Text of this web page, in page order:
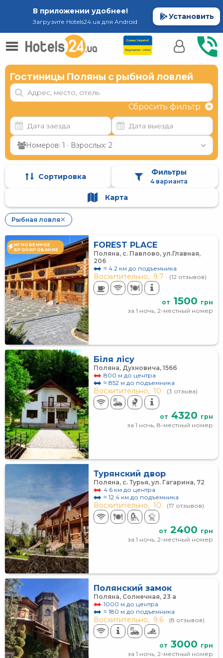
В приложении удобнее!
Загрузите Hotels24.ua для Android
Установить
Гостиницы Поляны с рыбной ловлей
Сбросить фильтр
Номеров: 1 · Взрослых: 2
Сортировка Фильтры
4 варианта
Карта
Рыбная ловля ✕
МГНОВЕННОЕ
БРОНИРОВАНИЕ
FOREST PLACE
Поляна, с. Павлово, ул.Главная,
206
≈ 4.2 км до подъемника
Восхитительно, 9.7 (12 отзывов)
от 1500 грн
за 1 ночь, 2-местный номер
Біля лісу
Поляна, Духновича, 156б
800 м до центра
≈ 852 м до подъемника
Восхитительно, 10 (3 отзыва)
от 4320 грн
за 1 ночь, 8-местный номер
Турянский двор
Поляна, с. Турья, ул. Гагарина, 72
4.6 км до центра
≈ 12.4 км до подъемника
Восхитительно, 10 (17 отзывов)
от 2400 грн
за 1 ночь, 2-местный номер
Полянский замок
Поляна, Солнечная, 23 а
1000 м до центра
≈ 180 м до подъемника
Восхитительно, 9.6 (8 отзывов)
от 3000 грн
за 1 ночь, 2-местный номер